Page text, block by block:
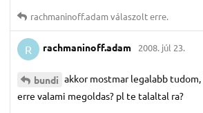
rachmaninoff.​adamválaszolt erre.
R rachmaninoff.​adam 2008. júl 23.
bundi akkor mostmar legalabb tudom,
erre valami megoldas? pl te talaltal ra?